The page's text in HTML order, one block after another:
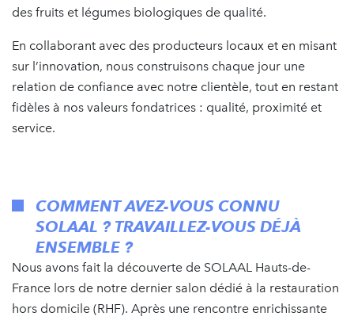
des fruits et légumes biologiques de qualité.
En collaborant avec des producteurs locaux et en misant
sur l’innovation, nous construisons chaque jour une
relation de confiance avec notre clientèle, tout en restant
fidèles à nos valeurs fondatrices : qualité, proximité et
service.
COMMENT AVEZ-VOUS CONNU
SOLAAL ? TRAVAILLEZ-VOUS DÉJÀ
ENSEMBLE ?
Nous avons fait la découverte de SOLAAL Hauts-de-
France lors de notre dernier salon dédié à la restauration
hors domicile (RHF). Après une rencontre enrichissante